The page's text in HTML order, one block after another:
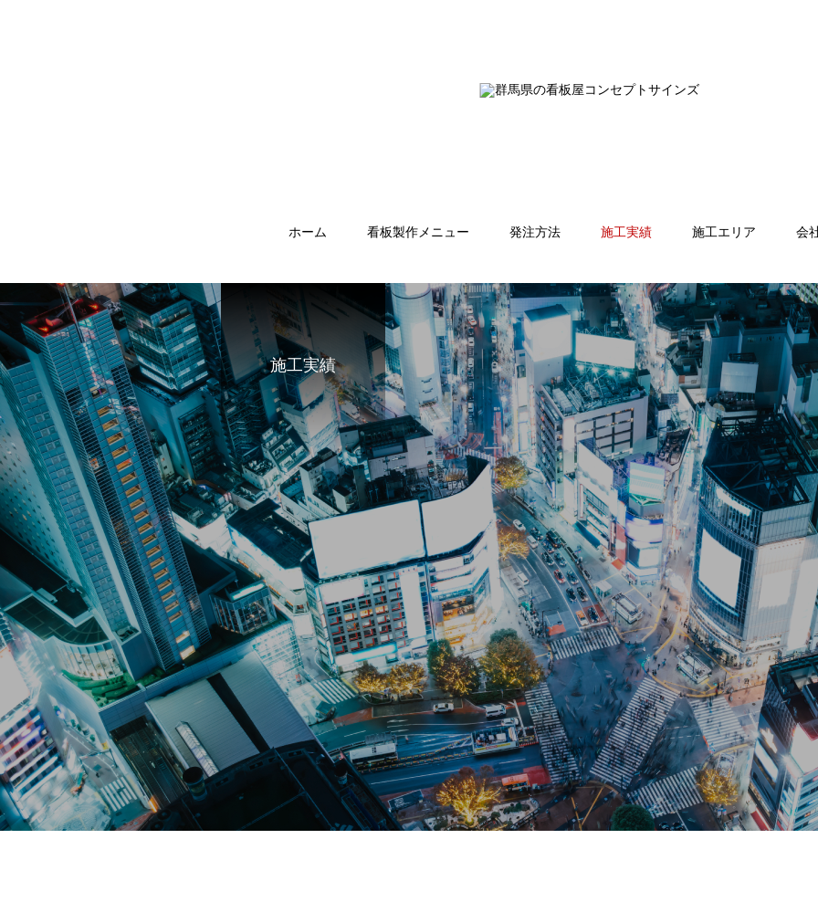
ホーム 看板製作メニュー 発注方法 施工実績 施工エリア 会
施工実績